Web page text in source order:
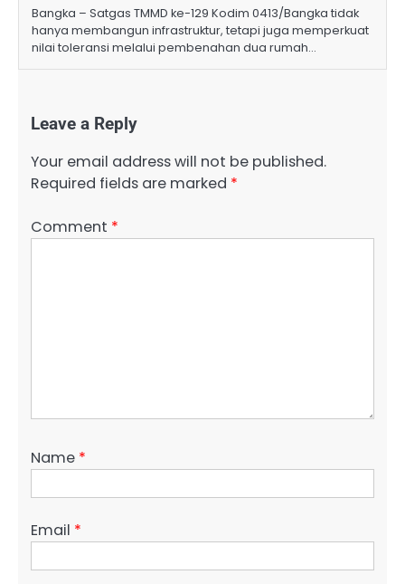
Bangka – Satgas TMMD ke-129 Kodim 0413/Bangka tidak
hanya membangun infrastruktur, tetapi juga memperkuat
nilai toleransi melalui pembenahan dua rumah…
Leave a Reply
Your email address will not be published.
Required fields are marked *
Comment *
Name *
Email *